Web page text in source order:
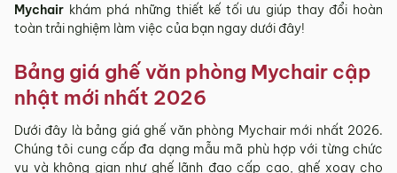
Mychair khám phá những thiết kế tối ưu giúp thay đổi hoàn
toàn trải nghiệm làm việc của bạn ngay dưới đây!
Bảng giá ghế văn phòng Mychair cập
nhật mới nhất 2026
Dưới đây là bảng giá ghế văn phòng Mychair mới nhất 2026.
Chúng tôi cung cấp đa dạng mẫu mã phù hợp với từng chức
vụ và không gian như ghế lãnh đạo cấp cao, ghế xoay cho